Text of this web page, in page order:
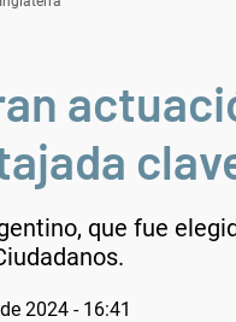
que fue
2024 - 16:41